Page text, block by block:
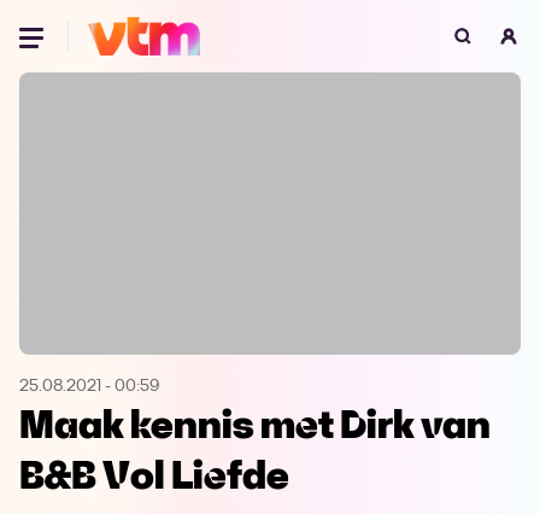
Oeps, browser niet ondersteund
Microsoft Edge Download
Opera
25.08.2021 - 00:59
Maak kennis met Dirk van
B&B Vol Liefde